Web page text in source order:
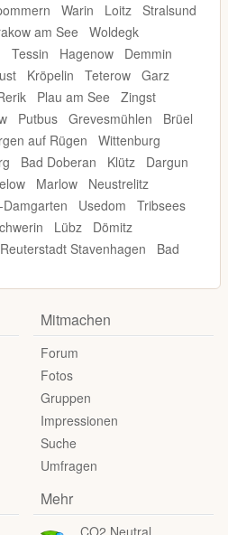
Warin Loitz Stralsund
am See
Woldegk
Tessin Hagenow
Demmin
Kröpelin Teterow Garz
Plau am See
Zingst
Putbus Grevesmühlen
Brüel
auf Rügen
Wittenburg
Bad Doberan Klütz
Dargun
Marlow
Neustrelitz
Damgarten Usedom
Tribsees
Lübz
Dömitz
Reuterstadt Stavenhagen
Bad
Mitmachen
Forum
Fotos
Gruppen
Impressionen
Suche
Umfragen
Mehr